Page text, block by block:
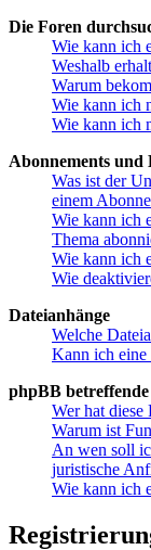
Die Foren
Wie kann ich
Weshalb
Warum
Wie kann ich
Wie kann ich
Abonnements und
Was ist der
einem
Wie kann ich
Thema
Wie kann ich
Wie
Dateianhänge
Welche
Kann ich eine
phpBB
Wer hat
Warum ist
An wen soll
juristische
Wie kann ich